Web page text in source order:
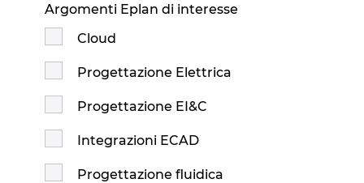
Argomenti Eplan di interesse
Cloud
Progettazione Elettrica
Progettazione EI&C
Integrazioni ECAD
Progettazione fluidica